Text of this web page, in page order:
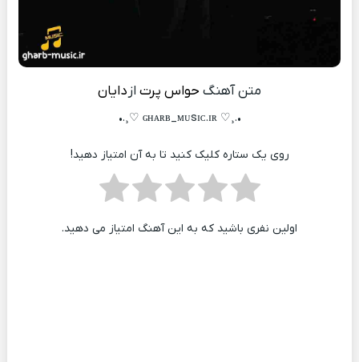
متن آهنگ حواس پرت ازدایان
•.¸♡ ɢʜᴀʀʙ_ᴍᴜsɪᴄ.ɪʀ ♡¸.•
روی یک ستاره کلیک کنید تا به آن امتیاز دهید!
اولین نفری باشید که به این آهنگ امتیاز می دهید.